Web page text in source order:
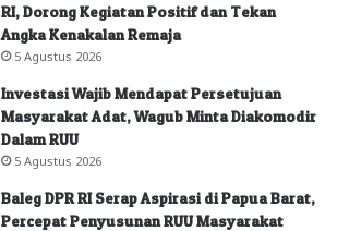
RI, Dorong Kegiatan Positif dan Tekan
Angka Kenakalan Remaja
5 Agustus 2026
Investasi Wajib Mendapat Persetujuan
Masyarakat Adat, Wagub Minta Diakomodir
Dalam RUU
5 Agustus 2026
Baleg DPR RI Serap Aspirasi di Papua Barat,
Percepat Penyusunan RUU Masyarakat